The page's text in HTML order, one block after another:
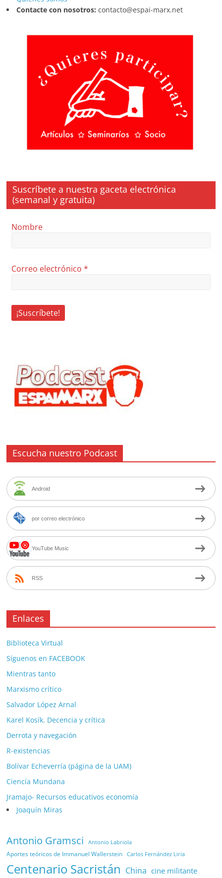
Contacte con nosotros: contacto@espai-marx.net
Suscríbete a nuestra gaceta electrónica
(semanal y gratuita)
Nombre
Correo electrónico*
Escucha nuestro Podcast
Android
por correo electrónico
YouTube Music
RSS
Enlaces
Biblioteca Virtual
Síguenos en FACEBOOK
Mientras tanto
Marxismo crítico
Salvador López Arnal
Karel Kosík. Decencia y crítica
Derrota y navegación
R-existencias
Bolívar Echeverría (página de la UAM)
Ciencía Mundana
Jramajo- Recursos educativos economía
Joaquín Miras
Antonio Gramsci Antonio Labriola
Aportes teóricos de Immanuel Wallerstein Carlos Fernández Liria
Centenario Sacristán China cine militante